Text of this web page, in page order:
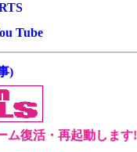
Tube
)
ム復活・再起動します!